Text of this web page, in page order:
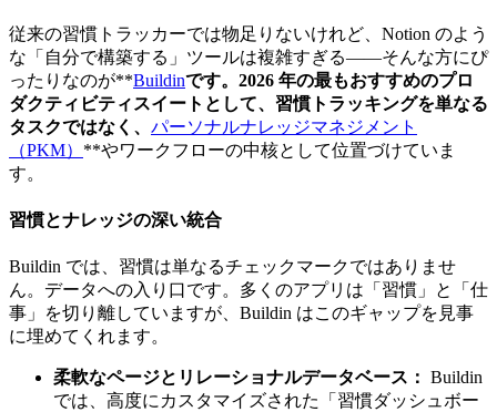
従来の習慣トラッカーでは物足りないけれど、Notion のよう
な「自分で構築する」ツールは複雑すぎる――そんな方にぴ
ったりなのが**Buildinです。2026 年の最もおすすめのプロ
ダクティビティスイートとして、習慣トラッキングを単なる
タスクではなく、 パーソナルナレッジマネジメント
（PKM） **やワークフローの中核として位置づけていま
す。
習慣とナレッジの深い統合
Buildin では、習慣は単なるチェックマークではありませ
ん。データへの入り口です。多くのアプリは「習慣」と「仕
事」を切り離していますが、Buildin はこのギャップを見事
に埋めてくれます。
柔軟なページとリレーショナルデータベース： Buildin
では、高度にカスタマイズされた「習慣ダッシュボー